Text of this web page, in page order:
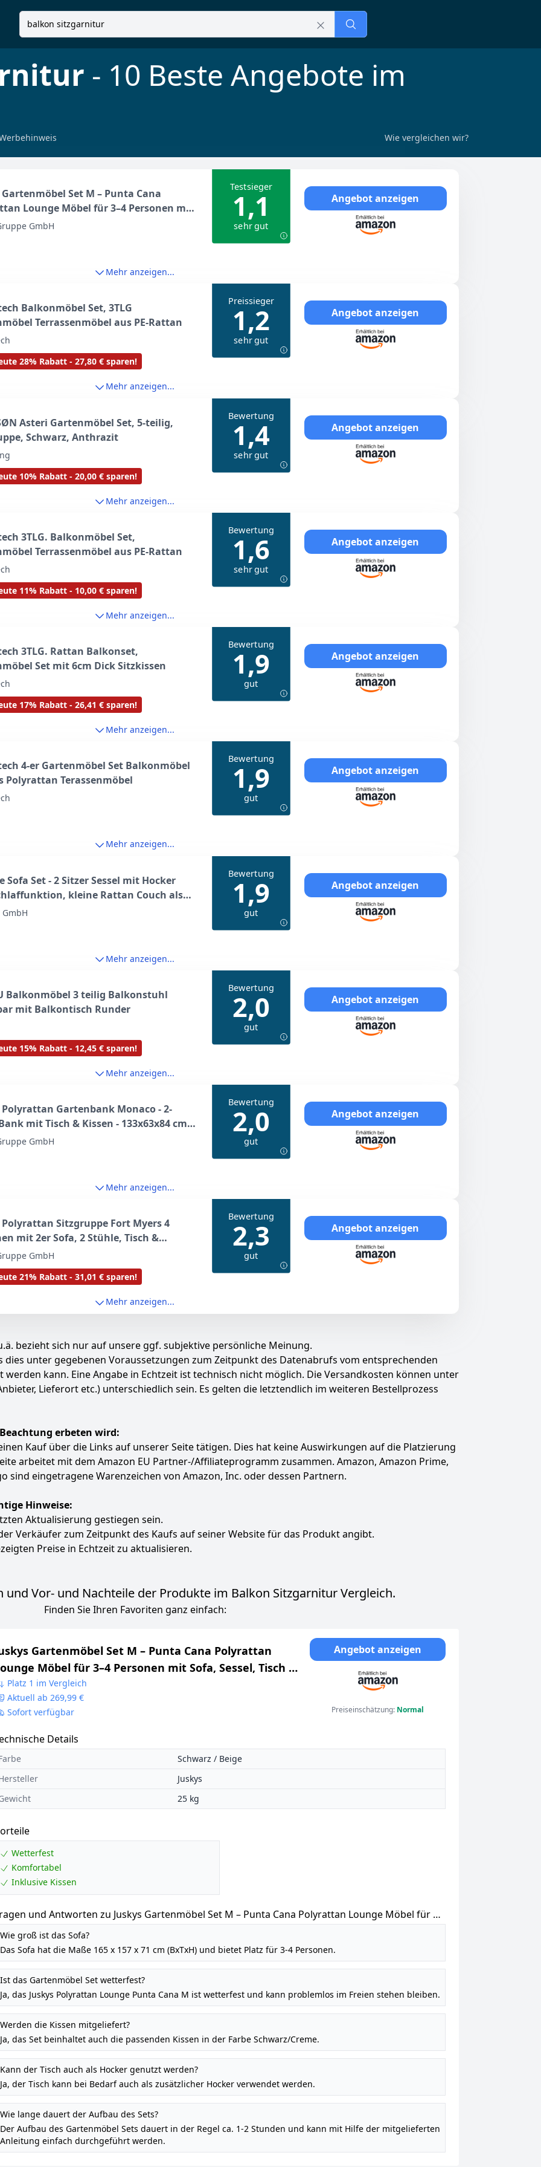
- 10 Beste Angebote im
Wie vergleichen wir?
Gartenmöbel Set M – Punta Cana
Lounge Möbel für 3–4 Personen mit
Tisch & Kissen, wetterfeste
GmbH
Testsieger
1,1
sehr gut
Angebot anzeigen
Mehr anzeigen...
Balkonmöbel Set, 3TLG
Terrassenmöbel aus PE-Rattan
28% Rabatt - 27,80 € sparen!
Preissieger
1,2
sehr gut
Angebot anzeigen
Mehr anzeigen...
Asteri Gartenmöbel Set, 5-teilig,
Schwarz, Anthrazit
10% Rabatt - 20,00 € sparen!
Bewertung
1,4
sehr gut
Angebot anzeigen
Mehr anzeigen...
3TLG. Balkonmöbel Set,
Terrassenmöbel aus PE-Rattan
11% Rabatt - 10,00 € sparen!
Bewertung
1,6
sehr gut
Angebot anzeigen
Mehr anzeigen...
3TLG. Rattan Balkonset,
Set mit 6cm Dick Sitzkissen
17% Rabatt - 26,41 € sparen!
Bewertung
1,9
gut
Angebot anzeigen
Mehr anzeigen...
4-er Gartenmöbel Set Balkonmöbel
Polyrattan Terassenmöbel
Bewertung
1,9
gut
Angebot anzeigen
Mehr anzeigen...
Sofa Set - 2 Sitzer Sessel mit Hocker
kleine Rattan Couch als
Gartenmöbel, wetterfest für Lounge,
GmbH
Bewertung
1,9
gut
Angebot anzeigen
Mehr anzeigen...
Balkonmöbel 3 teilig Balkonstuhl
mit Balkontisch Runder
15% Rabatt - 12,45 € sparen!
Bewertung
2,0
gut
Angebot anzeigen
Mehr anzeigen...
Polyrattan Gartenbank Monaco - 2-
mit Tisch & Kissen - 133x63x84 cm -
Sitzbank wetterfest Garten Balkon -
GmbH
Bewertung
2,0
gut
Angebot anzeigen
Mehr anzeigen...
Polyrattan Sitzgruppe Fort Myers 4
mit 2er Sofa, 2 Stühle, Tisch &
wetterfest schwarz/grau
Gartenmöbel Set
GmbH
21% Rabatt - 31,01 € sparen!
Bewertung
2,3
gut
Angebot anzeigen
Mehr anzeigen...
bezieht sich nur auf unsere ggf. subjektive persönliche Meinung.
unter gegebenen Voraussetzungen zum Zeitpunkt des Datenabrufs vom entsprechenden
kann. Eine Angabe in Echtzeit ist technisch nicht möglich. Die Versandkosten können unter
Lieferort etc.) unterschiedlich sein. Es gelten die letztendlich im weiteren Bestellprozess
erbeten wird:
Kauf über die Links auf unserer Seite tätigen. Dies hat keine Auswirkungen auf die Platzierung
arbeitet mit dem Amazon EU Partner-/Affiliateprogramm zusammen. Amazon, Amazon Prime,
sind eingetragene Warenzeichen von Amazon, Inc. oder dessen Partnern.
Hinweise:
Aktualisierung gestiegen sein.
Verkäufer zum Zeitpunkt des Kaufs auf seiner Website für das Produkt angibt.
Preise in Echtzeit zu aktualisieren.
Vor- und Nachteile der Produkte im Balkon Sitzgarnitur Vergleich.
Finden Sie Ihren Favoriten ganz einfach:
Gartenmöbel Set M – Punta Cana Polyrattan
Möbel für 3–4 Personen mit Sofa, Sessel, Tisch &
wetterfeste Balkonmöbel für Garten & Terrasse
Schwarz/Creme
Platz 1 im Vergleich
Aktuell ab 269,99 €
Sofort verfügbar
Angebot anzeigen
Preiseinschätzung: Normal
Details
Schwarz / Beige
Juskys
25 kg
Wetterfest
Komfortabel
Inklusive Kissen
und Antworten zu Juskys Gartenmöbel Set M – Punta Cana Polyrattan Lounge Möbel für 3–
Personen mit Sofa, Sessel, Tisch & Kissen, wetterfeste Balkonmöbel für Garten & Terrasse –
Schwarz / Creme
Wie groß ist das Sofa?
Das Sofa hat die Maße 165 x 157 x 71 cm (BxTxH) und bietet Platz für 3-4 Personen.
Ist das Gartenmöbel Set wetterfest?
Ja, das Juskys Polyrattan Lounge Punta Cana M ist wetterfest und kann problemlos im Freien stehen bleiben.
Werden die Kissen mitgeliefert?
Ja, das Set beinhaltet auch die passenden Kissen in der Farbe Schwarz/Creme.
Kann der Tisch auch als Hocker genutzt werden?
Ja, der Tisch kann bei Bedarf auch als zusätzlicher Hocker verwendet werden.
Wie lange dauert der Aufbau des Sets?
Der Aufbau des Gartenmöbel Sets dauert in der Regel ca. 1-2 Stunden und kann mit Hilfe der mitgelieferten
Anleitung einfach durchgeführt werden.